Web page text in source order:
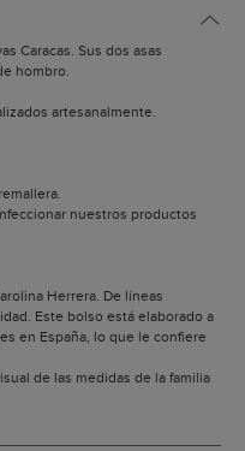
Caracas. Sus dos asas
hombro.
artesanalmente.
nuestros productos
Herrera. De líneas
Este bolso está elaborado a
en España, lo que le confiere
de las medidas de la familia